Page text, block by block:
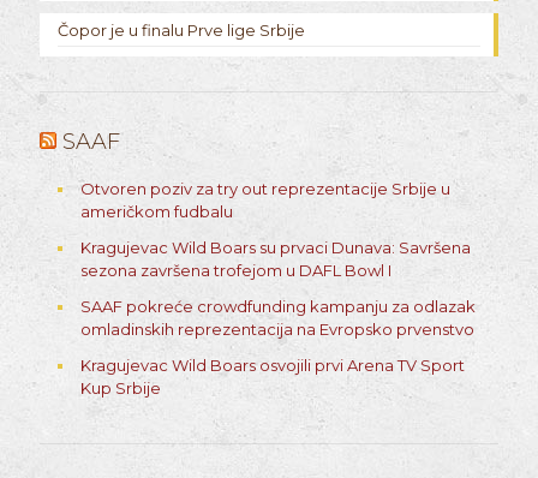
Čopor je u finalu Prve lige Srbije
SAAF
Otvoren poziv za try out reprezentacije Srbije u
američkom fudbalu
Kragujevac Wild Boars su prvaci Dunava: Savršena
sezona završena trofejom u DAFL Bowl I
SAAF pokreće crowdfunding kampanju za odlazak
omladinskih reprezentacija na Evropsko prvenstvo
Kragujevac Wild Boars osvojili prvi Arena TV Sport
Kup Srbije